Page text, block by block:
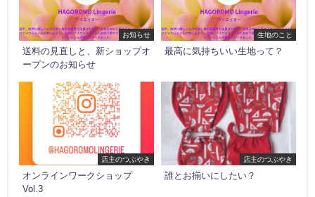
お知らせ
送料の見直しと、新ショップオ
ープンのお知らせ
生地のこと
最高に気持ちいい生地って？
店主のつぶやき
オンラインワークショップ
Vol.3
店主のつぶやき
誰とお揃いにしたい？